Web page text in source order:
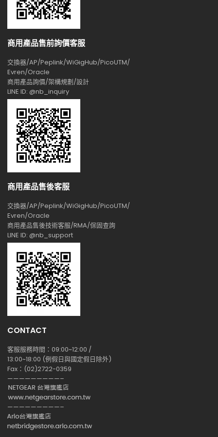
商用產品售前詢價客服
交換器/AP/Peplink/WiGigHub/PicoUTM/
Evren/Oracle
商用產品詢價/架構規劃/設計
LINE ID: @nb_inquiry
商用產品售後客服
交換器/AP/Peplink/WiGigHub/PicoUTM/
Evren/Oracle
商用產品售後技術客服/RMA/保固查詢
LINE ID: @nb_support
CONTACT
客服服務時間：09:00~12:00 /
13:00~18:00 (例假日與國定假日除外)
Fax：(02)2722-0359
—————————–
—————————–